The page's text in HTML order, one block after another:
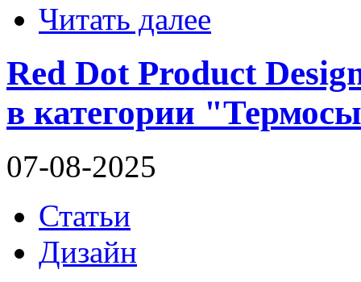
Читать далее
Red Dot Product
в категории
07-08-2025
Статьи
Дизайн